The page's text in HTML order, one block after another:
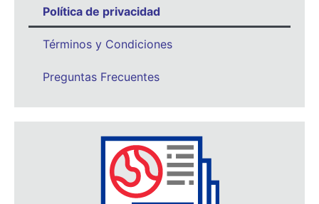
Política de privacidad
Términos y Condiciones
Preguntas Frecuentes